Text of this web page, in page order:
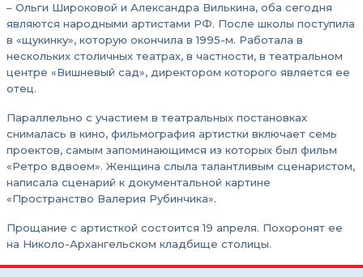
– Ольги Широковой и Александра Вилькина, оба сегодня
являются народными артистами РФ. После школы поступила
в «щукинку», которую окончила в 1995-м. Работала в
нескольких столичных театрах, в частности, в театральном
центре «Вишневый сад», директором которого является ее
отец.
Параллельно с участием в театральных постановках
снималась в кино, фильмография артистки включает семь
проектов, самым запоминающимся из которых был фильм
«Ретро вдвоем». Женщина слыла талантливым сценаристом,
написала сценарий к документальной картине
«Пространство Валерия Рубинчика».
Прощание с артисткой состоится 19 апреля. Похоронят ее
на Николо-Архангельском кладбище столицы.